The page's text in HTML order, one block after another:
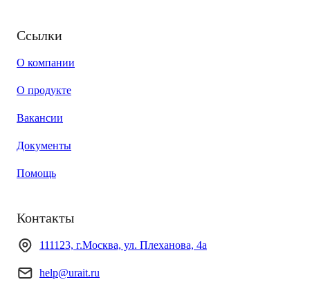
Ссылки
О компании
О продукте
Вакансии
Документы
Помощь
Контакты
111123, г.Москва, ул. Плеханова, 4а
help@urait.ru